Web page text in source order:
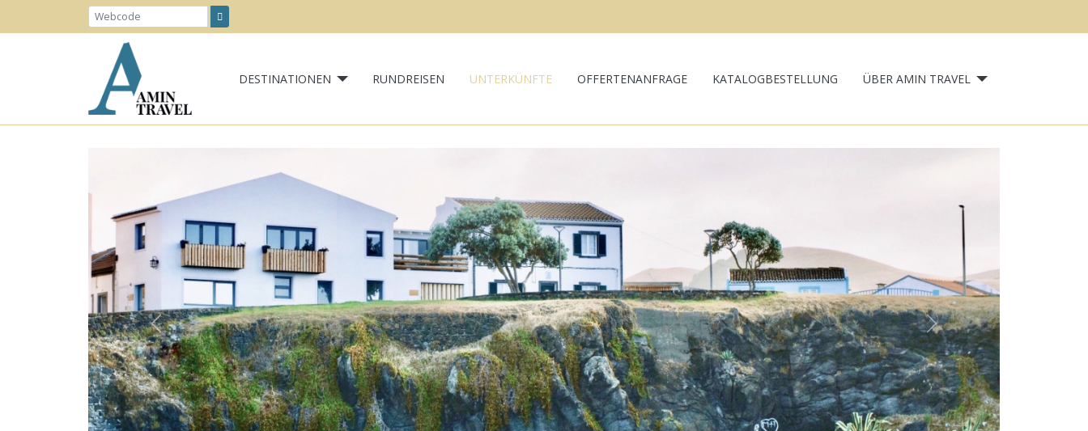
DESTINATIONEN RUNDREISEN UNTERKÜNFTE OFFERTENANFRAGE KATALOGBESTELLUNG ÜBER AMIN TRAVEL
Previous Next